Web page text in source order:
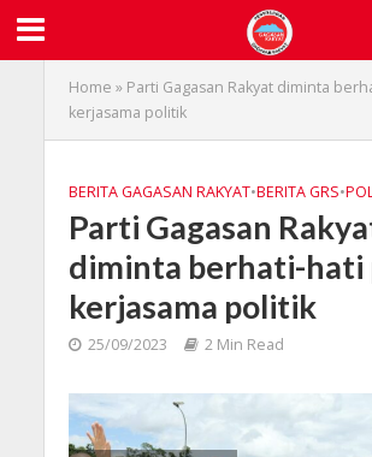
Home » Parti Gagasan Rakyat diminta
kerjasama politik
BERITA GAGASAN RAKYAT•BERITA GRS•
Parti Gagasan
diminta berhati-hati
kerjasama politik
25/09/2023 2 Min Read